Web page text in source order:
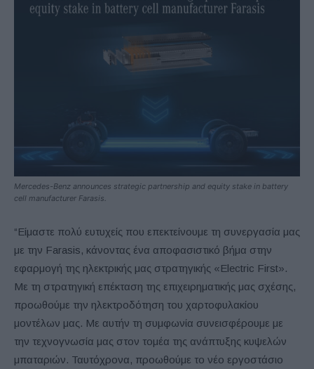
Mercedes-Benz announces strategic partnership and equity stake in battery
cell manufacturer Farasis.
“Είμαστε πολύ ευτυχείς που επεκτείνουμε τη συνεργασία μας
με την Farasis, κάνοντας ένα αποφασιστικό βήμα στην
εφαρμογή της ηλεκτρικής μας στρατηγικής «Electric First».
Με τη στρατηγική επέκταση της επιχειρηματικής μας σχέσης,
προωθούμε την ηλεκτροδότηση του χαρτοφυλακίου
μοντέλων μας. Με αυτήν τη συμφωνία συνεισφέρουμε με
την τεχνογνωσία μας στον τομέα της ανάπτυξης κυψελών
μπαταριών. Ταυτόχρονα, προωθούμε το νέο εργοστάσιο